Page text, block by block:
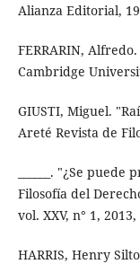
Alianza Editorial,
FERRARIN,
Cambridge
GIUSTI, Miguel.
Areté Revista de
______. "¿Se
Filosofía del
vol. XXV, n° 1,
HARRIS, Henry